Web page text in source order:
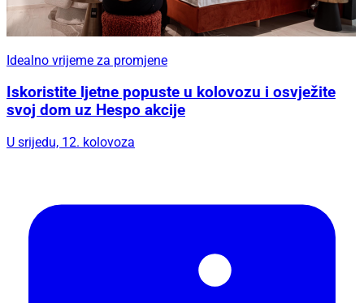
Idealno vrijeme za promjene
Iskoristite ljetne popuste u kolovozu i osvježite
svoj dom uz Hespo akcije
U srijedu, 12. kolovoza